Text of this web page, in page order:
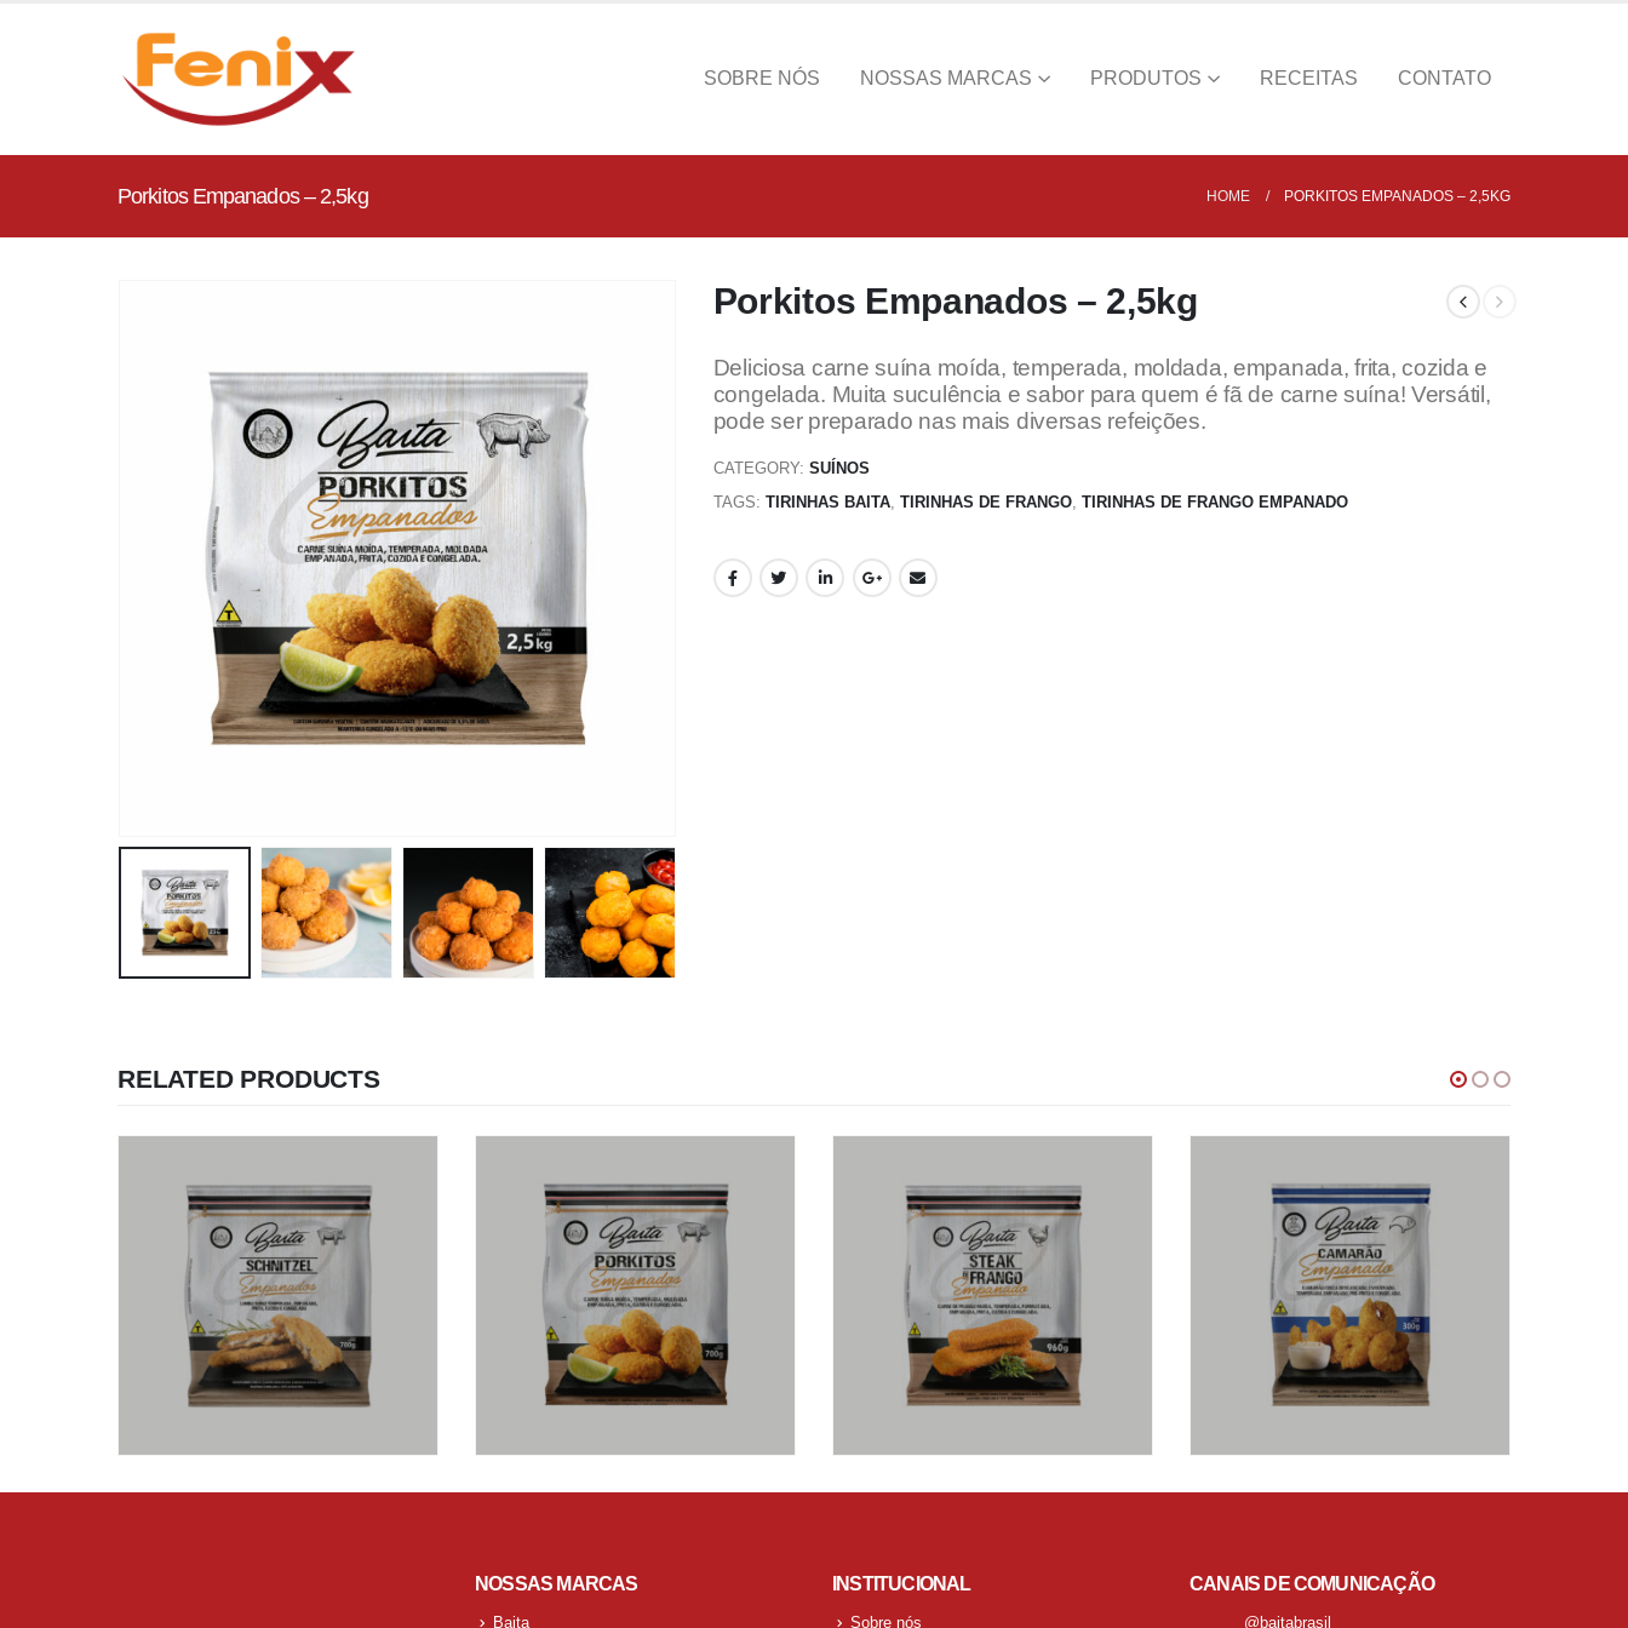
SOBRE NÓS NOSSAS MARCAS PRODUTOS RECEITAS CONTATO
Porkitos Empanados – 2,5kg HOME PORKITOS EMPANADOS – 2,5KG
Porkitos Empanados – 2,5kg
Deliciosa carne suína moída, temperada, moldada, empanada, frita, cozida e
congelada. Muita suculência e sabor para quem é fã de carne suína! Versátil,
pode ser preparado nas mais diversas refeições.
CATEGORY: SUÍNOS
TAGS: TIRINHAS BAITA, TIRINHAS DE FRANGO, TIRINHAS DE FRANGO EMPANADO
RELATED PRODUCTS
NOSSAS MARCAS
Baita
INSTITUCIONAL
Sobre nós
CANAIS DE COMUNICAÇÃO
@baitabrasil